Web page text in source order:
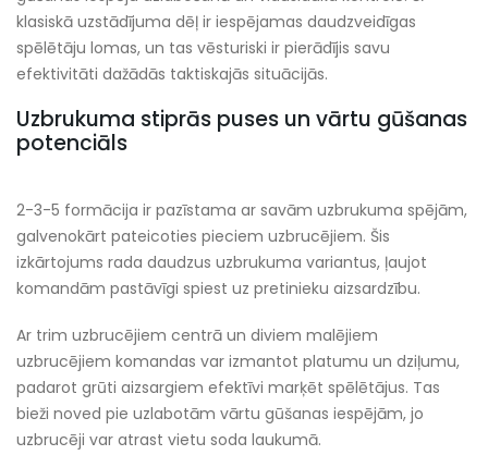
klasiskā uzstādījuma dēļ ir iespējamas daudzveidīgas
spēlētāju lomas, un tas vēsturiski ir pierādījis savu
efektivitāti dažādās taktiskajās situācijās.
Uzbrukuma stiprās puses un vārtu gūšanas
potenciāls
2-3-5 formācija ir pazīstama ar savām uzbrukuma spējām,
galvenokārt pateicoties pieciem uzbrucējiem. Šis
izkārtojums rada daudzus uzbrukuma variantus, ļaujot
komandām pastāvīgi spiest uz pretinieku aizsardzību.
Ar trim uzbrucējiem centrā un diviem malējiem
uzbrucējiem komandas var izmantot platumu un dziļumu,
padarot grūti aizsargiem efektīvi marķēt spēlētājus. Tas
bieži noved pie uzlabotām vārtu gūšanas iespējām, jo
uzbrucēji var atrast vietu soda laukumā.